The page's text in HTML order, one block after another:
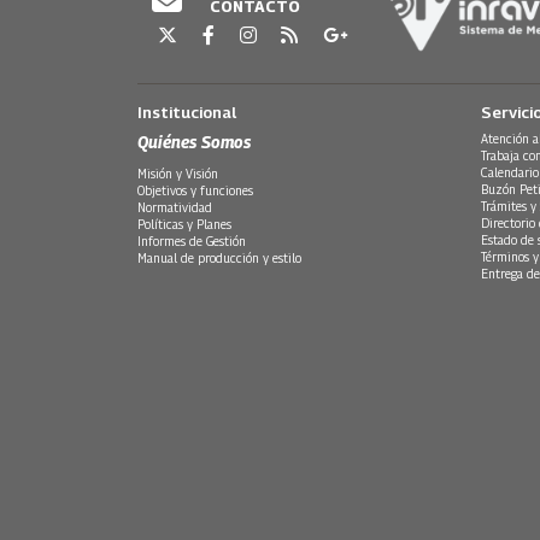
CONTACTO
Institucional
Quiénes Somos
Misión y Visión
Objetivos y funciones
Normatividad
Políticas y Planes
Informes de Gestión
Manual de producción y estilo
Atención
Trabaja
Buzón
Trámites y
Directorio
Estado de
Términos
Entrega